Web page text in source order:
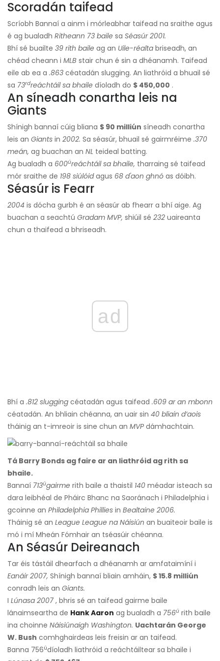
Scoradán taifead
Scríobh Bannaí a ainm i mórleabhar taifead na sraithe agus
é ag bualadh Ritheann 73 baile sa Séasúr 2001.
Bhí sé buailte 39 rith baile ag an Uile-réalta briseadh, an
chéad cheann i MLB stair chun é sin a dhéanamh. Taifead
eile ab ea a .863 céatadán slugging. An liathróid a bhuail sé
sa 73rdreáchtáil sa bhaile díoladh do $ 450,000 .
An síneadh conartha leis na
Giants
Shínigh bannaí cúig bliana $ 90 milliún síneadh conartha
leis an Giants in 2002. Sa séasúr, bhuail sé gairmréime .370
meán, ag buachan an NL teideal batting.
Ag bualadh a 600úreáchtáil sa bhaile, tharraing sé taifead
mór sraithe de 198 siúlóidagus 68 d'aon ghnó as dóibh.
Séasúr is Fearr
2004 is dócha gurbh é an séasúr ab fhearr a bhí aige. Ag
buachan a seachtú Gradam MVP, shiúil sé 232 uaireanta
chun a thaifead a bhriseadh.
ad
Bhí a .812 slugging céatadán agus taifead .609 ar an mbonn
céatadán. An bhliain chéanna, an uair sin 40 bliain d’aois
tháinig an t-imreoir is sine chun an MVP dámhachtain.
Tá Barry Bonds ag faire ar an liathróid ag rith sa
bhaile.
Bannaí 713úgairme rith baile a thaistil 140 méadar isteach sa
dara leibhéal de Pháirc Bhanc na Saoránach i Philadelphia i
gcoinne an Philadelphia Phillies in Bealtaine 2006.
Tháinig sé an League League na Náisiún an buaiteoir baile is
mó i mí Mheán Fómhair an tséasúir chéanna.
An Séasúr Deireanach
Tar éis tástáil dhearfach a dhéanamh ar amfataimíní i
Eanáir 2007, Shínigh bannaí bliain amháin, $ 15.8 milliún
conradh leis an Giants.
I Lúnasa 2007 , bhris sé an taifead gairme baile
lánaimseartha de Hank Aaron ag bualadh a 756ú rith baile
ina choinne Náisiúnaigh Washington. Uachtarán George
W. Bush comhghairdeas leis freisin ar an taifead.
Banna 756údíoladh liathróid a reáchtáiltear sa bhaile i